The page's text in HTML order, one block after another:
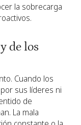
la sobrecarga
de los
Cuando los
sus líderes ni
de
La mala